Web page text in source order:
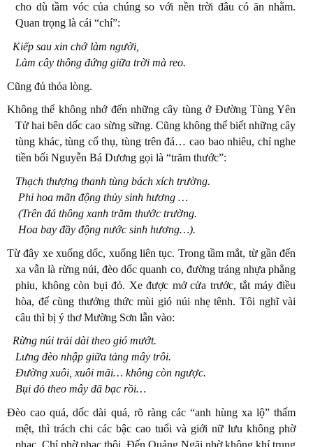
cho dù tầm vóc của chúng so với nền trời đâu có ăn nhằm.
Quan trọng là cái “chí”:
Kiếp sau xin chớ làm người,
Làm cây thông đứng giữa trời mà reo.
Cũng đủ thỏa lòng.
Không thể không nhớ đến những cây tùng ở Đường Tùng Yên
Tử hai bên dốc cao sừng sững. Cũng không thể biết những cây
tùng khác, tùng cổ thụ, tùng trên đá… cao bao nhiêu, chỉ nghe
tiền bối Nguyễn Bá Dương gọi là “trăm thước”:
Thạch thượng thanh tùng bách xích trường.
Phi hoa mãn động thủy sinh hương …
(Trên đá thông xanh trăm thước trường.
Hoa bay đầy động nước sinh hương…).
Từ đây xe xuống dốc, xuống liên tục. Trong tầm mắt, từ gần đến
xa vẫn là rừng núi, đèo dốc quanh co, đường tráng nhựa phẳng
phiu, không còn bụi đỏ. Xe được mở cửa trước, tắt máy điều
hòa, để cùng thưởng thức mùi gió núi nhẹ tênh. Tôi nghĩ vài
câu thì bị ý thơ Mường Sơn lẫn vào:
Rừng núi trải dài theo gió mướt.
Lưng đèo nhập giữa tảng mây trôi.
Đường xuôi, xuôi mãi… không còn ngược.
Bụi đỏ theo mây đã bạc rồi…
Đèo cao quá, dốc dài quá, rõ ràng các “anh hùng xa lộ” thấm
mệt, thì trách chi các bậc cao tuổi và giới nữ lưu không phờ
phạc. Chỉ phờ phạc thôi. Đến Quảng Ngãi nhờ không khí trung